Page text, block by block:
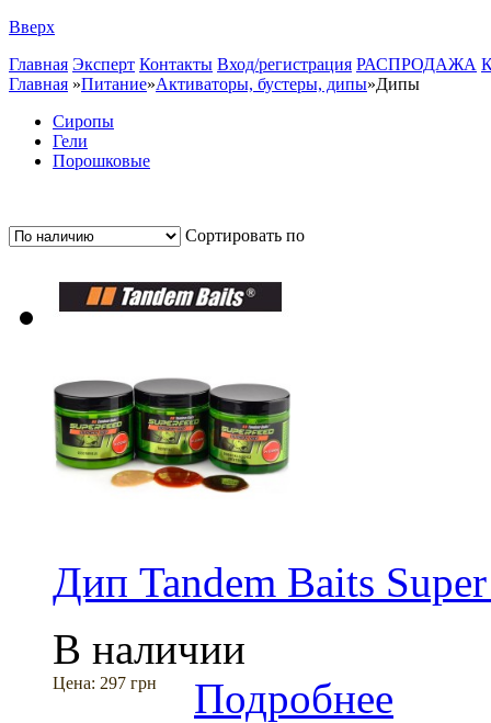
Вверх
Главная Эксперт Контакты Вход/регистрация РАСПРОДАЖА
Главная »Питание»Активаторы, бустеры, дипы»Дипы
Сиропы
Гели
Порошковые
Сортировать по
Дип Tandem Baits
В наличии
Цена: 297 грн Подробнее